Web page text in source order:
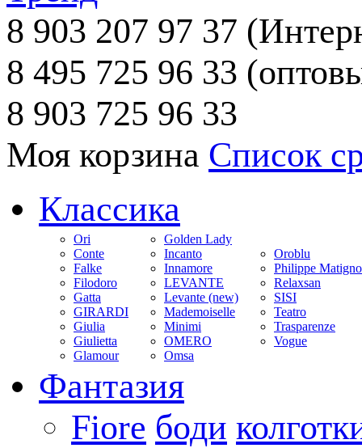
8 903 207 97 37
8 495 725 96 33
8 903 725 96 33
Моя корзина Список
Классика
Ori
Conte
Falke
Filodoro
Gatta
GIRARDI
Giulia
Giulietta
Glamour
Golden Lady
Incanto
Innamore
LEVANTE
Levante (new)
Mademoiselle
Minimi
OMERO
Omsa
Oroblu
Philippe
Relaxsan
SISI
Teatro
Trasparenze
Vogue
Фантазия
Fiore боди